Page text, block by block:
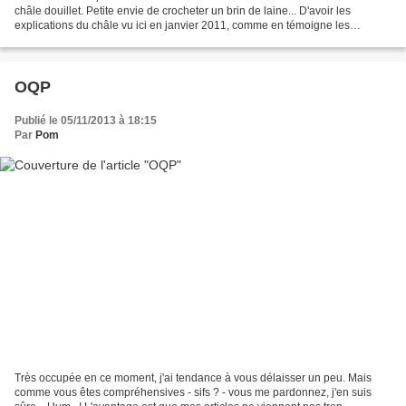
châle douillet. Petite envie de crocheter un brin de laine... D'avoir les
explications du châle vu ici en janvier 2011, comme en témoigne les
OQP
Publié le 05/11/2013 à 18:15
Par Pom
Très occupée en ce moment, j'ai tendance à vous délaisser un peu. Mais
comme vous êtes compréhensives - sifs ? - vous me pardonnez, j'en suis